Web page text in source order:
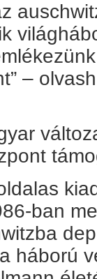
–
ban
háború